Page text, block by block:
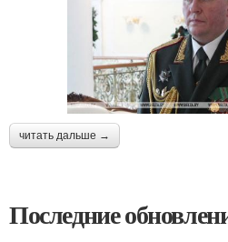
читать дальше →
Последние